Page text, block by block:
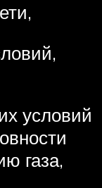
условий
газа,